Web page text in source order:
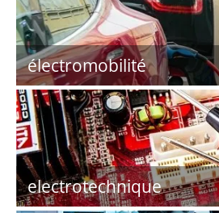
électromobilité
electrotechnique